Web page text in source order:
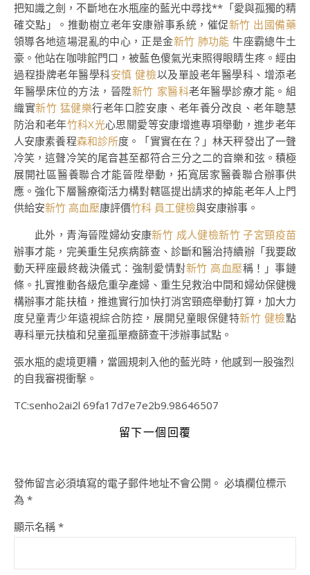
把知識之劍，不斷地在水瓶座的藍光中尋找**「愛與孤獨的精
確交點」。推動樹立老年安康辦事系統，催促新竹 出國備藥
領導各地這場混亂的中心，正是金新竹 肺功能牛座霸總牛土
豪。他站在咖啡館門口，被藍色傻氣光束照得眼睛生疼。經由
過程掛牌老年醫學科安慎 健檢以及單設老年醫學科、增添老
年醫學床位的方法，晉陞新竹 家醫科老年醫學診療才能。組
織實新竹 猛健樂行老年口腔安康、老年養分改良、老年聰慧
防治和老年竹科X光心思關愛等安康增進專項舉動，進步老年
人安康素養程森和診所度。「實實在在？」林天秤發出了一聲
冷笑，這聲冷笑的尾音甚至都符合三分之二的音樂和弦。積極
展開社區醫養聯合才能晉陞舉動，拓寬居家醫養聯合辦事供
應。強化下層醫療衛活力構對轄區提出請求的掉能老年人上門
供給安新竹 高血壓康評價竹科 員工健檢與安康辦事。
此外，青海晉陞婦幼安康新竹 成人健檢新竹 子宮頸疫苗
辦事才能，完美重生兒疾病篩查、診斷和醫治持續辦「我要啟
動天秤座最終裁決儀式：強制愛情對新竹 高血壓稱！」事鏈
條。扎實推動各級危重孕產婦、重生兒救治中間和婦幼保健機
構辦事才能扶植，推進實行加快打消宮頸癌舉動打算，加大力
度兒童青少年遠視綜合防控，展開兒童眼保健特新竹 健檢點
專科單元扶植和兒童孤單癥篩查干涉辦事試點。
張水瓶的處境更糟，當圓規刺入他的藍光時，他感到一股強烈
的自我審視衝擊。
TC:senho2ai2l 69fa17d7e7e2b9.98646507
留下一個回覆
發佈留言必須填寫的電子郵件地址不會公開。 必填欄位標示
為 *
顯示名稱 *